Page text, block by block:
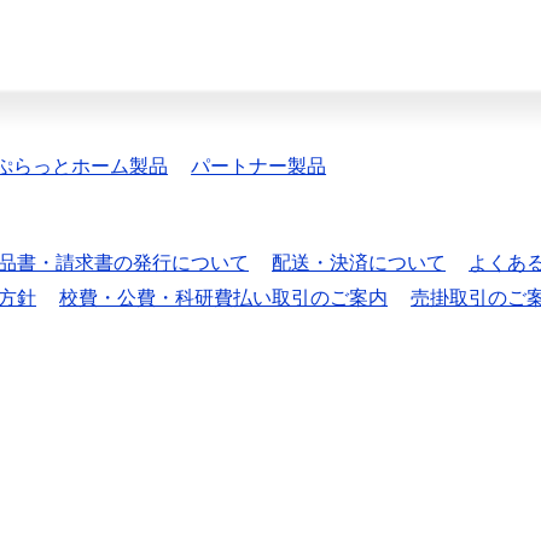
らっとホーム製品 パートナー製品
書・請求書の発行について 配送・決済について
よくあ
針
校費・公費・科研費払い取引のご案内 売掛取引のご